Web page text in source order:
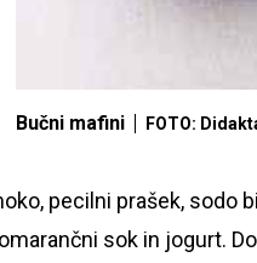
Bučni mafini FOTO:
pecilni prašek, sodo
sok in jogurt.